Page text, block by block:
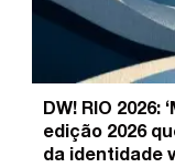
DW! RIO 2026:
edição 2026
da identidade